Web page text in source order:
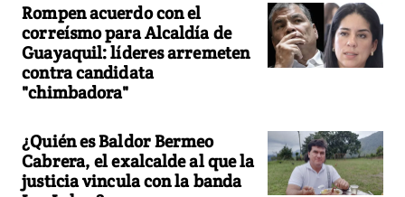
Rompen acuerdo con el
correísmo para Alcaldía de
Guayaquil: líderes arremeten
contra candidata
"chimbadora"
¿Quién es Baldor Bermeo
Cabrera, el exalcalde al que la
justicia vincula con la banda